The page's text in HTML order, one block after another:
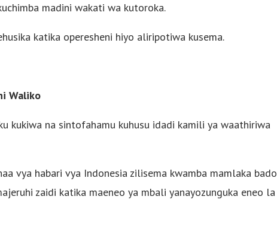
madini wakati wa kutoroka.
katika operesheni hiyo aliripotiwa kusema.
Waliko
kukiwa na sintofahamu kuhusu idadi kamili ya waathiriwa
vya habari vya Indonesia zilisema kwamba mamlaka bado
zaidi katika maeneo ya mbali yanayozunguka eneo la